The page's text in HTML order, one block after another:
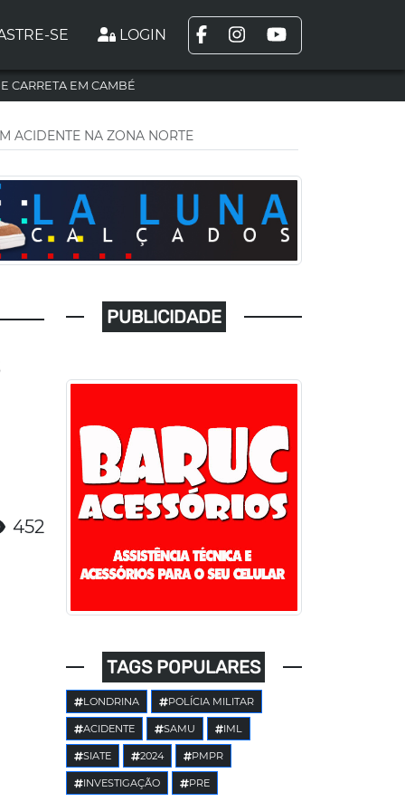
SE LOGIN
CARRETA EM CAMBÉ
ACIDENTE NA ZONA NORTE
452
PUBLICIDADE
TAGS POPULARES
LONDRINA POLÍCIA MILITAR
ACIDENTE SAMU IML
SIATE 2024 PMPR
INVESTIGAÇÃO PRE